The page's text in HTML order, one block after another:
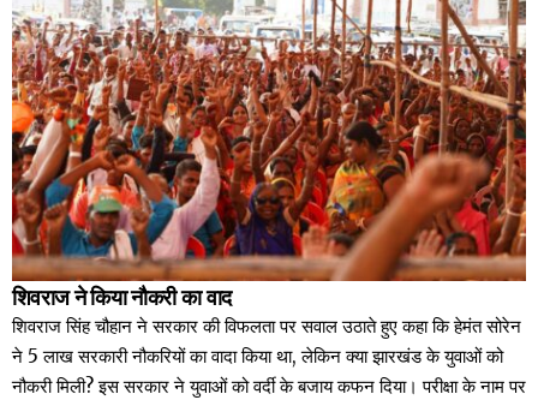
शिवराज ने किया नौकरी का वाद
शिवराज सिंह चौहान ने सरकार की विफलता पर सवाल उठाते हुए कहा कि हेमंत सोरेन
ने 5 लाख सरकारी नौकरियों का वादा किया था, लेकिन क्या झारखंड के युवाओं को
नौकरी मिली? इस सरकार ने युवाओं को वर्दी के बजाय कफन दिया। परीक्षा के नाम पर